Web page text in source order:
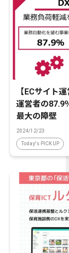
【ECサイト
運営者の87.9
最大の障壁
2024/12/23
Today's PICK UP